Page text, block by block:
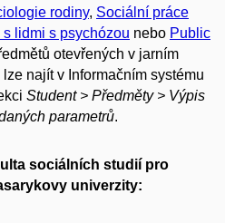
rodiny, Sociální práce
lidmi s psychózou nebo Public
otevřených v jarním
najít v Informačním systému
Student > Předměty > Výpis
parametrů.
sociálních studií pro
univerzity: